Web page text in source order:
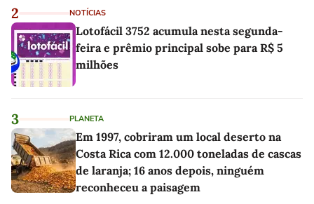
2 NOTÍCIAS
Lotofácil 3752 acumula nesta segunda-
feira e prêmio principal sobe para R$ 5
milhões
3 PLANETA
Em 1997, cobriram um local deserto na
Costa Rica com 12.000 toneladas de cascas
de laranja; 16 anos depois, ninguém
reconheceu a paisagem